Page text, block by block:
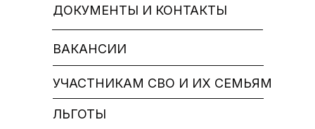
УЧАСТНИКАМ СВО И ИХ СЕМЬЯМ
ДОКУМЕНТЫ И КОНТАКТЫ
ВАКАНСИИ
ЛЬГОТЫ